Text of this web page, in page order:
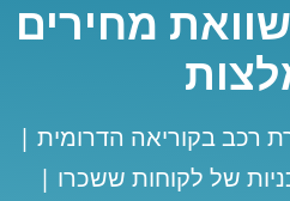
מחירים
רכב בקוריאה הדרומית |
של לקוחות ששכרו |